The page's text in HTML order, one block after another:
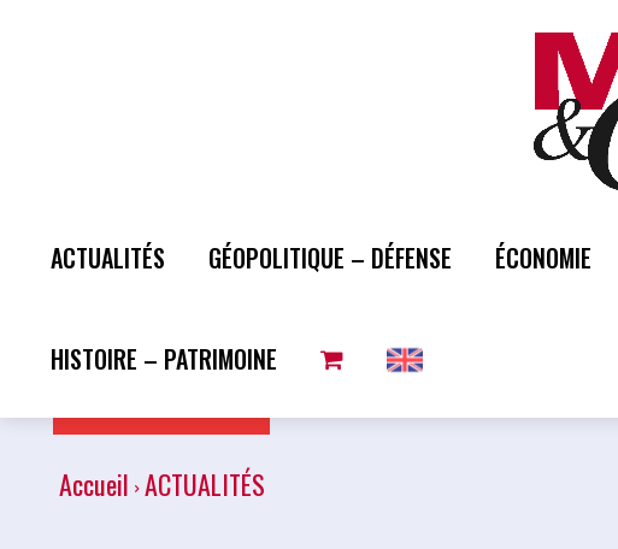
ACTUALITÉS GÉOPOLITIQUE – DÉFENSE ÉCONOMIE
HISTOIRE – PATRIMOINE
Accueil ACTUALITÉS